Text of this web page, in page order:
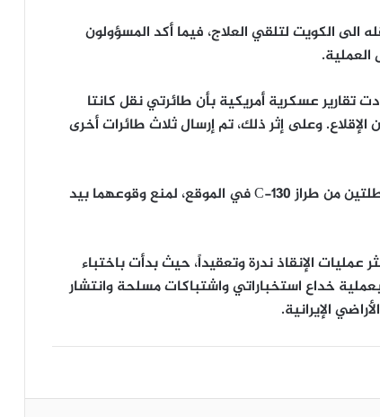
الى الكويت لتلقي العلاج، فيما أكد المسؤولون
تقارير عسكرية أمريكية بأن طائرتي نقل كانتا
وعلى إثر ذلك، تم إرسال ثلاث طائرات أخرى
وبعد إجلاء جميع القوات، تم تدمير طائرتي النقل المعطلتين من طراز C-130 في الموقع، لمنع وقوعهما بيد
الإنقاذ ندرة وتعقيداً، حيث بدأت باختباء
وانتهت بعملية خداع استخباراتي واشتباكات مسلحة وانتشار
الإيرانية.